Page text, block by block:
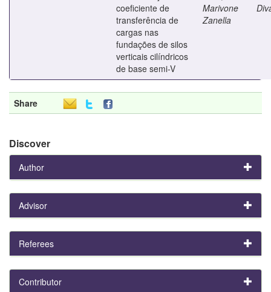
coeficiente de
transferência de
cargas nas
fundações de silos
verticais cilíndricos
de base semi-V
Marivone
Zanella
Share
Discover
Author
Advisor
Referees
Contributor